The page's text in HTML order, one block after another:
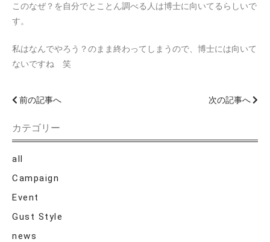
このなぜ？を自分でとことん調べる人は博士に向いてるらしいで
す。
私はなんでやろう？のまま終わってしまうので、博士には向いて
ないですね 笑
前の記事へ 次の記事へ
カテゴリー
all
Campaign
Event
Gust Style
news